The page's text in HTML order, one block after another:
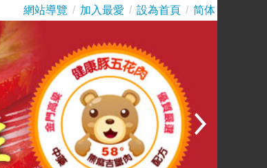
網站導覽 / 加入最愛 / 設為首頁 / 简体